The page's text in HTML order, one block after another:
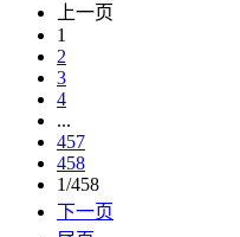
上一页
1
2
3
4
...
457
458
1/458
下一页